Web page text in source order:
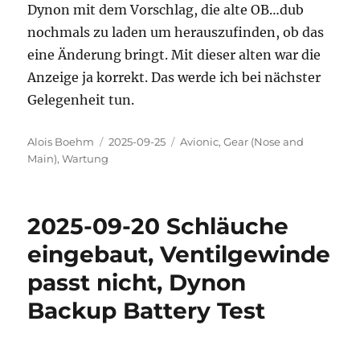
Dynon mit dem Vorschlag, die alte OB…dub
nochmals zu laden um herauszufinden, ob das
eine Änderung bringt. Mit dieser alten war die
Anzeige ja korrekt. Das werde ich bei nächster
Gelegenheit tun.
Autor
Alois Boehm
Veröffentlicht
2025-09-25 Kategorien
Avionic,Gear (Nose and
Main),Wartung
2025-09-20 Schläuche
eingebaut, Ventilgewinde
passt nicht, Dynon
Backup Battery Test